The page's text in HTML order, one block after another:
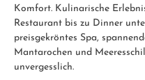
Komfort. Kulinarische
Restaurant bis zu Dinner
preisgekröntes Spa,
Mantarochen und
unvergesslich.